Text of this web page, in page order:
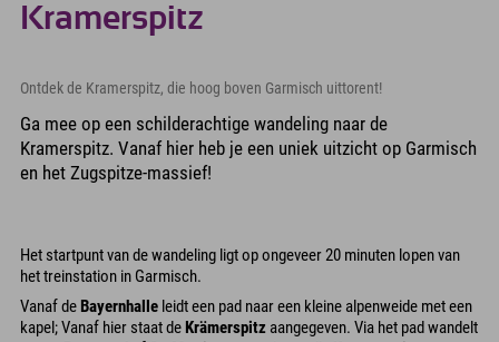
Kramerspitz
Ontdek de Kramerspitz, die hoog boven Garmisch uittorent!
Ga mee op een schilderachtige wandeling naar de
Kramerspitz. Vanaf hier heb je een uniek uitzicht op Garmisch
en het Zugspitze-massief!
Het startpunt van de wandeling ligt op ongeveer 20 minuten lopen van
het treinstation in Garmisch.
Vanaf deBayernhalle leidt een pad naar een kleine alpenweide met een
kapel; Vanaf hier staat deKrämerspitz aangegeven. Via het pad wandelt